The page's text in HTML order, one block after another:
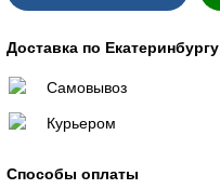
Доставка по Екатеринбургу
Самовывоз
Курьером
Способы оплаты